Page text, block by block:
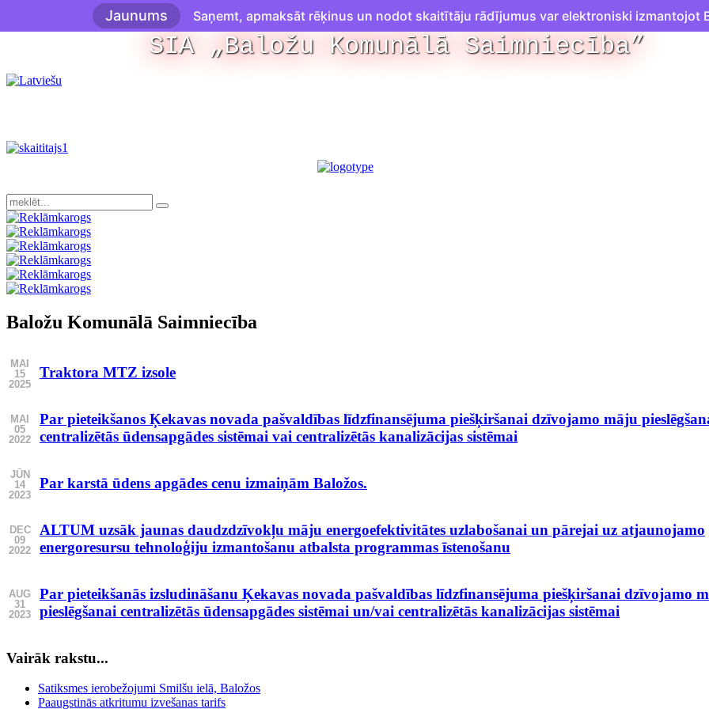
SIA „Baložu Komunālā Saimniecība”
Baložu Komunālā Saimniecība
MAI
15
2025
Traktora MTZ izsole
MAI
05
2022
Par pieteikšanos Ķekavas novada pašvaldības līdzfinansējuma piešķiršanai dzīvojamo māju
centralizētās ūdensapgādes sistēmai vai centralizētās kanalizācijas sistēmai
JŪN
14
2023
Par karstā ūdens apgādes cenu izmaiņām Baložos.
DEC
09
2022
ALTUM uzsāk jaunas daudzdzīvokļu māju energoefektivitātes uzlabošanai un pārejai uz atjaunojamo
energoresursu tehnoloģiju izmantošanu atbalsta programmas īstenošanu
AUG
31
2023
Par pieteikšanās izsludināšanu Ķekavas novada pašvaldības līdzfinansējuma piešķiršanai dzīvojamo
pieslēgšanai centralizētās ūdensapgādes sistēmai un/vai centralizētās kanalizācijas sistēmai
Vairāk rakstu...
Satiksmes ierobežojumi Smilšu ielā, Baložos
Paaugstinās atkritumu izvešanas tarifs
Jaunums Saņemt, apmaksāt rēķinus un nodot skaitītāju rādījumus var elektroniski izmantojot